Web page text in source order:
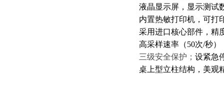
液晶显示屏，显示测试
内置热敏打印机，可打
采用进口核心部件，精
高采样速率（50次/秒
三级安全保护； 设紧急
桌上型立柱结构，美观